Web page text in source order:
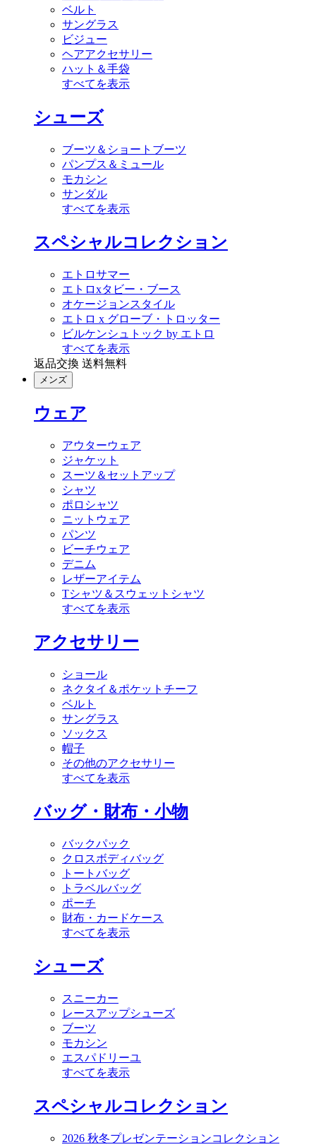
ベルト
サングラス
ビジュー
ヘアアクセサリー
ハット＆手袋
すべてを表示
シューズ
ブーツ＆ショートブーツ
パンプス＆ミュール
モカシン
サンダル
すべてを表示
スペシャルコレクション
エトロサマー
エトロxタビー・ブース
オケージョンスタイル
エトロ x グローブ・トロッター
ビルケンシュトック by エトロ
すべてを表示
返品交換 送料無料
メンズ
ウェア
アウターウェア
ジャケット
スーツ＆セットアップ
シャツ
ポロシャツ
ニットウェア
パンツ
ビーチウェア
デニム
レザーアイテム
Tシャツ＆スウェットシャツ
すべてを表示
アクセサリー
ショール
ネクタイ＆ポケットチーフ
ベルト
サングラス
ソックス
帽子
その他のアクセサリー
すべてを表示
バッグ・財布・小物
バックパック
クロスボディバッグ
トートバッグ
トラベルバッグ
ポーチ
財布・カードケース
すべてを表示
シューズ
スニーカー
レースアップシューズ
ブーツ
モカシン
エスパドリーユ
すべてを表示
スペシャルコレクション
2026 秋冬プレゼンテーションコレクション